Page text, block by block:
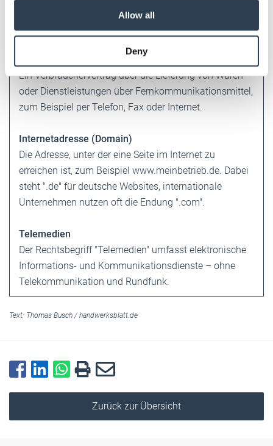
provided to them or that they’ve collected from your use
Weitere Informationen:Impressum Datenschutz
Allow all
Deny
bezeichnet den Austausch digitaler Nachrichten über
das Internet.
Ein Verbrauchervertrag über die Lieferung von Waren
oder Dienstleistungen über Fernkommunikationsmittel,
zum Beispiel per Telefon, Fax oder Internet.
Internetadresse (Domain)
Die Adresse, unter der eine Seite im Internet zu
erreichen ist, zum Beispiel www.meinbetrieb.de. Dabei
steht ".de" für deutsche Websites, internationale
Unternehmen nutzen oft die Endung ".com".
Telemedien
Der Rechtsbegriff "Telemedien" umfasst elektronische
Informations- und Kommunikationsdienste – ohne
Telekommunikation und Rundfunk.
Text: Thomas Busch / handwerksblatt.de
Zurück zur Übersicht